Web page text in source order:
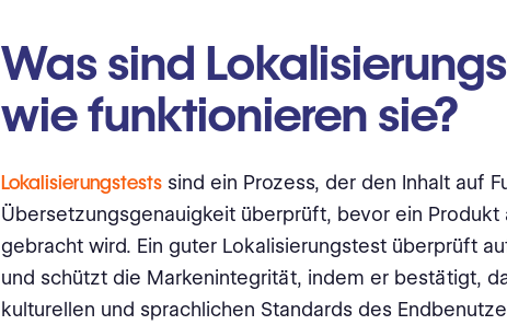
Was sind
wie funktionieren sie?
Lokalisierungstests sind ein Prozess, der den Inhalt auf
Übersetzungsgenauigkeit überprüft, bevor ein Produkt
gebracht wird. Ein guter Lokalisierungstest überprüft
und schützt die Markenintegrität, indem er bestätigt,
kulturellen und sprachlichen Standards des